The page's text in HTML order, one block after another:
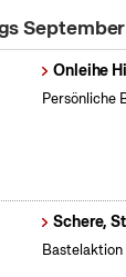
Onleihe
Persönliche
Schere,